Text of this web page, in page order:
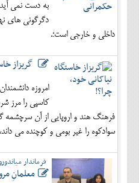
به دست نمی
دگرگونی های
داخلی و خارجی است؛.
گریزاز
امروزه
کاسپی را مرز
سوادکوه را غیر بومی و کوچنده می
فرماندار
معلمانِ